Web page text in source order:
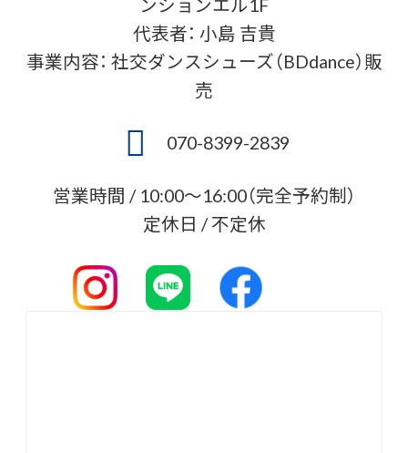
代表者： 小島 吉貴
事業内容： 社交ダンスシューズ（BDdance）販
売
070-8399-2839
営業時間 / 10:00〜16:00（完全予約制）
定休日 / 不定休